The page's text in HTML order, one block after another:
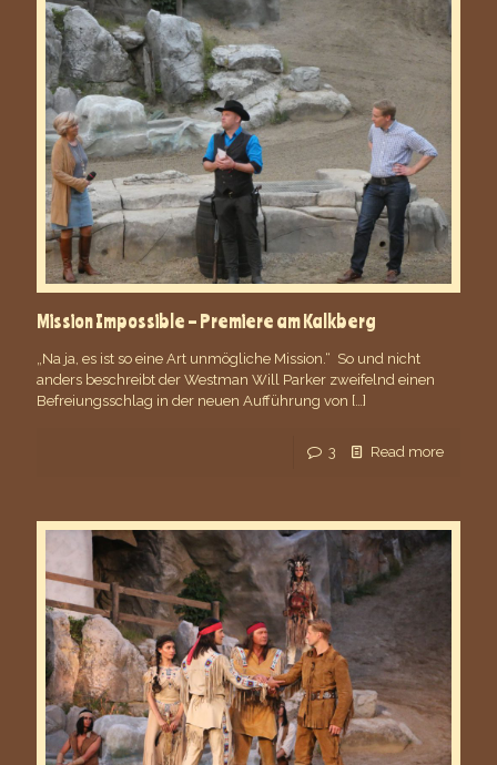
Mission Impossible – Premiere am Kalkberg
„Na ja, es ist so eine Art unmögliche Mission.“ So und nicht
anders beschreibt der Westman Will Parker zweifelnd einen
Befreiungsschlag in der neuen Aufführung von […]
3 Read more